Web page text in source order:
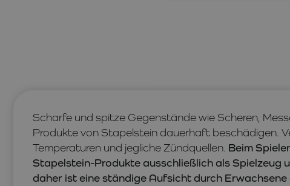
Scharfe und spitze Gegenstände wie Scheren,
Produkte von Stapelstein dauerhaft beschädigen.
Temperaturen und jegliche Zündquellen. Beim
Stapelstein-Produkte ausschließlich als Spielzeug
daher ist eine ständige Aufsicht durch